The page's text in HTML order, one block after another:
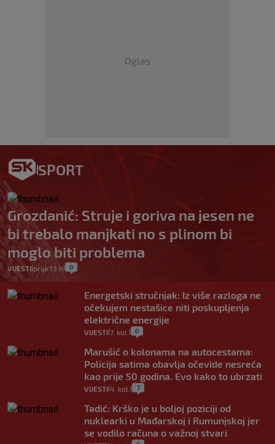
Oglas
SPORT
Grozdanić: Struje i goriva na jesen ne
bi trebalo manjkati no s plinom bi
moglo biti problema
VIJESTI prije 13 h 0
Energetski stručnjak: Iz više razloga ne
očekujem nestašice niti poskupljenja
električne energije
VIJESTI 7. kol. 0
Marušić o kolonama na autocestama:
Policija satima obavlja očevide nesreća
kao prije 50 godina. Evo kako to ubrzati
VIJESTI 4. kol. 7
Tadić: Krško je u boljoj poziciji od
nuklearki u Mađarskoj i Rumunjskoj jer
se vodilo računa o važnoj stvari